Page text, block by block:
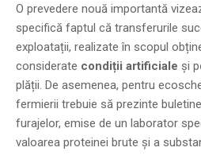
O prevedere nouă importantă
specifică faptul că transferurile
exploatații, realizate în scopul
considerate condiții artificiale și
plății. De asemenea, pentru
fermierii trebuie să prezinte
furajelor, emise de un laborator
valoarea proteinei brute și a